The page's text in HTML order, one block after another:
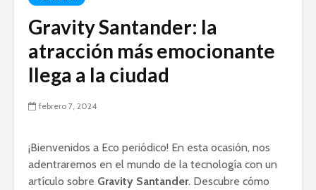
Gravity Santander: la
atracción más emocionante
llega a la ciudad
febrero 7, 2024
¡Bienvenidos a Eco periódico! En esta ocasión, nos
adentraremos en el mundo de la tecnología con un
artículo sobre Gravity Santander. Descubre cómo